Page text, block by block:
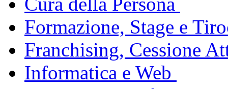
Formazione, Stage e
Franchising, Cessione
Informatica e Web